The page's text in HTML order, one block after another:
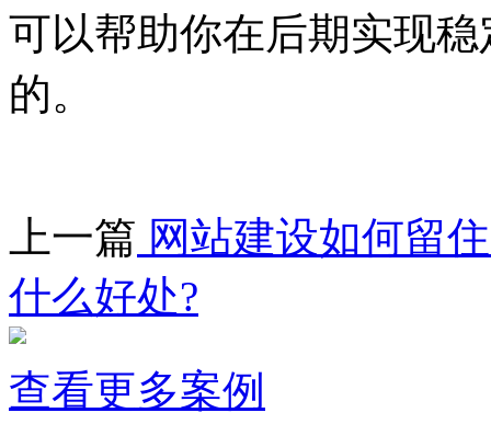
可以帮助你在后期实现
的。
上一篇 网站建设如何留
什么好处?
查看更多案例